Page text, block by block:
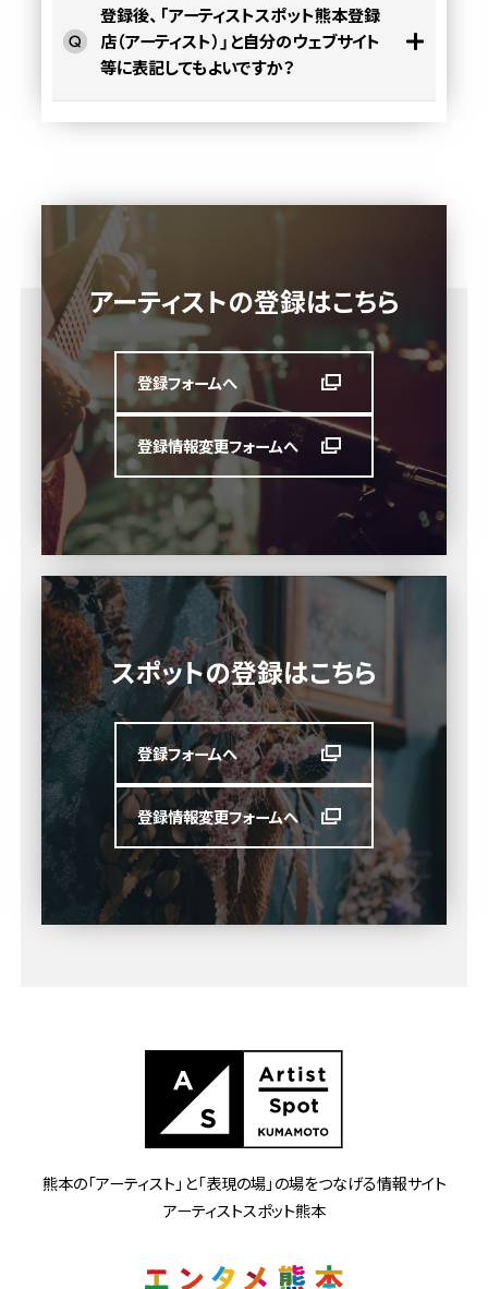
登録後、「アーティストスポット熊本登録
店（アーティスト）」と自分のウェブサイト
等に表記してもよいですか？
アーティストの登録はこちら
登録フォームへ
登録情報変更フォームへ
スポットの登録はこちら
登録フォームへ
登録情報変更フォームへ
熊本の「アーティスト」と「表現の場」の場をつなげる情報サイト
アーティストスポット熊本